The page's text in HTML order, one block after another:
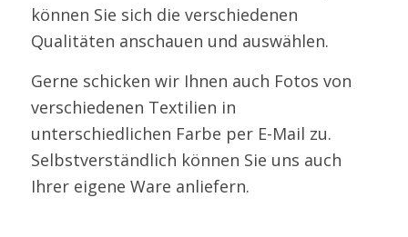
können Sie sich die verschiedenen
Qualitäten anschauen und auswählen.
Gerne schicken wir Ihnen auch Fotos von
verschiedenen Textilien in
unterschiedlichen Farbe per E-Mail zu.
Selbstverständlich können Sie uns auch
Ihrer eigene Ware anliefern.